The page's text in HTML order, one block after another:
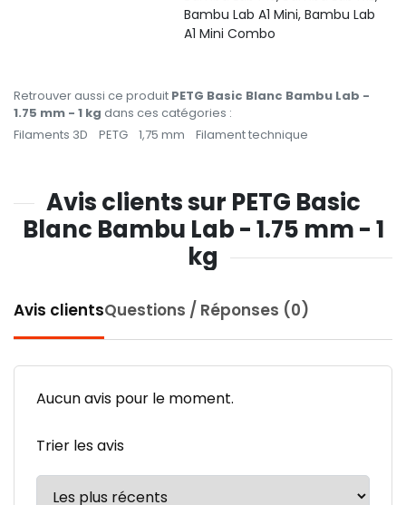
Bambu Lab A1 Mini, Bambu Lab
A1 Mini Combo
Retrouver aussi ce produit PETG Basic Blanc Bambu Lab -
1.75 mm - 1 kg dans ces catégories :
Filaments 3D
PETG 1,75 mm Filament technique
Avis clients sur PETG Basic
Blanc Bambu Lab - 1.75 mm - 1
kg
Avis clientsQuestions / Réponses (0)
Aucun avis pour le moment.
Trier les avis